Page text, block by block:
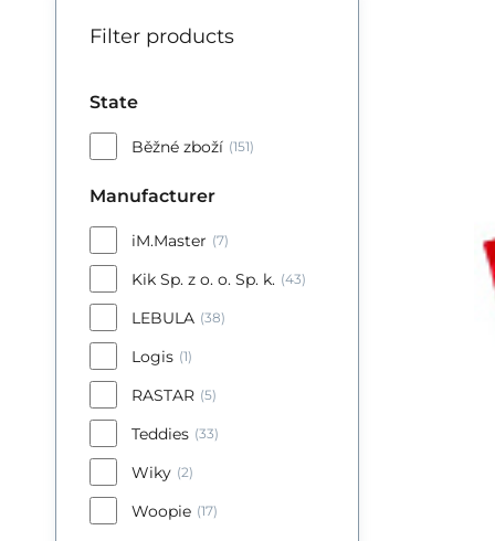
Filter products
State
Běžné zboží (151)
Manufacturer
iM.Master (7)
Kik Sp. z o. o. Sp. k. (43)
LEBULA (38)
Logis (1)
RASTAR (5)
Teddies (33)
Wiky (2)
Woopie (17)